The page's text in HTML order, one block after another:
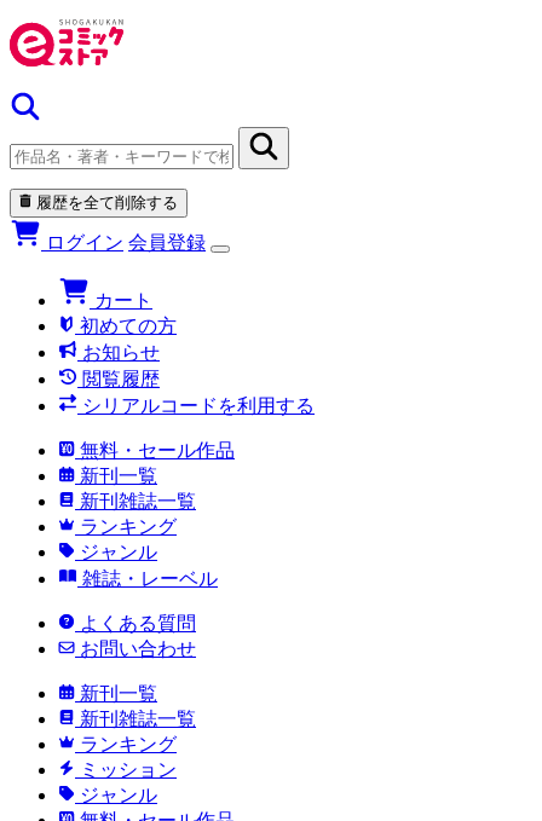
履歴を全て削除する
ログイン 会員登録
カート
初めての方
お知らせ
閲覧履歴
シリアルコードを利用する
無料・セール作品
新刊一覧
新刊雑誌一覧
ランキング
ジャンル
雑誌・レーベル
よくある質問
お問い合わせ
新刊一覧
新刊雑誌一覧
ランキング
ミッション
ジャンル